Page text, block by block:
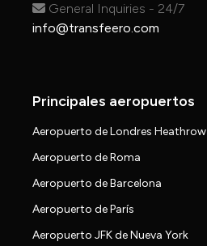
General Inquiries - 24/7
info@transfeero.com
Principales aeropuertos
Aeropuerto de Londres Heathrow
Aeropuerto de Roma
Aeropuerto de Barcelona
Aeropuerto de París
Aeropuerto JFK de Nueva York